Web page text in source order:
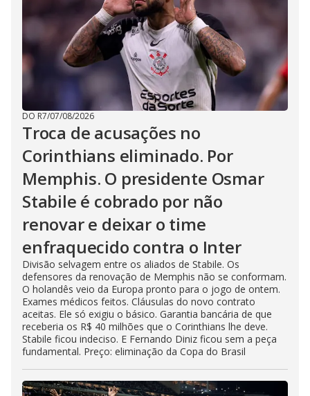
DO R7/07/08/2026
Troca de acusações no
Corinthians eliminado. Por
Memphis. O presidente Osmar
Stabile é cobrado por não
renovar e deixar o time
enfraquecido contra o Inter
Divisão selvagem entre os aliados de Stabile. Os
defensores da renovação de Memphis não se conformam.
O holandês veio da Europa pronto para o jogo de ontem.
Exames médicos feitos. Cláusulas do novo contrato
aceitas. Ele só exigiu o básico. Garantia bancária de que
receberia os R$ 40 milhões que o Corinthians lhe deve.
Stabile ficou indeciso. E Fernando Diniz ficou sem a peça
fundamental. Preço: eliminação da Copa do Brasil